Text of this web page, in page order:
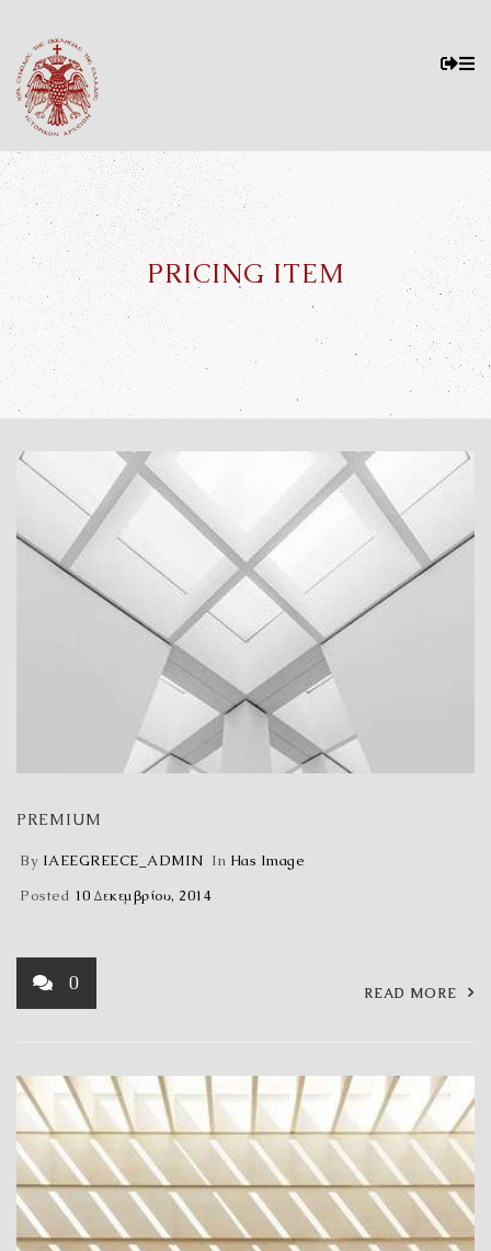
PRICING ITEM
PREMIUM
By IAEEGREECE_ADMIN In Has Image
Posted 10 Δεκεμβρίου, 2014
READ MORE
0